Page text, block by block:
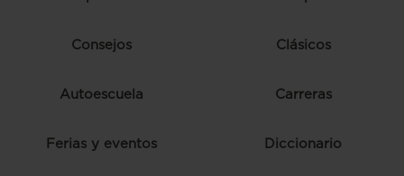
Consejos Clásicos
Autoescuela Carreras
Ferias y eventos Diccionario